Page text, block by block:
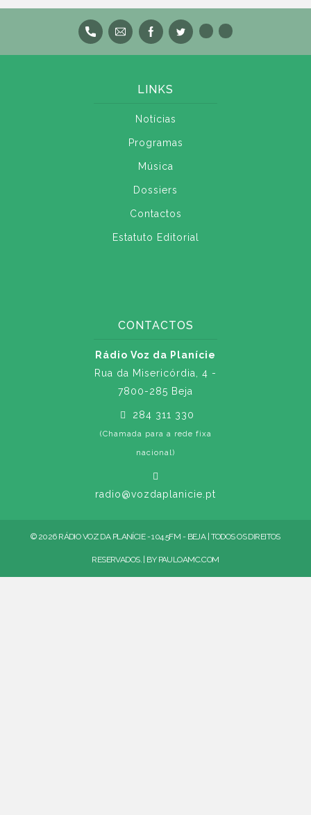
LINKS
Notícias
Programas
Música
Dossiers
Contactos
Estatuto Editorial
CONTACTOS
Rádio Voz da Planície
Rua da Misericórdia, 4 -
7800-285 Beja
284 311 330
(Chamada para a rede fixa
nacional)
radio@vozdaplanicie.pt
© 2026 RÁDIO VOZ DA PLANÍCIE - 104.5FM - BEJA | TODOS OS DIREITOS
RESERVADOS. | BY PAULOAMC.COM